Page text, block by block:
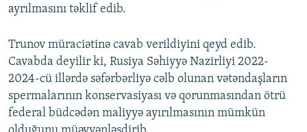
ayrılmasını təklif edib.
Trunov müraciətinə cavab verildiyini qeyd edib.
Cavabda deyilir ki, Rusiya Səhiyyə Nazirliyi 2022-
2024-cü illərdə səfərbərliyə cəlb olunan vətəndaşların
spermalarının konservasiyası və qorunmasından ötrü
federal büdcədən maliyyə ayırılmasının mümkün